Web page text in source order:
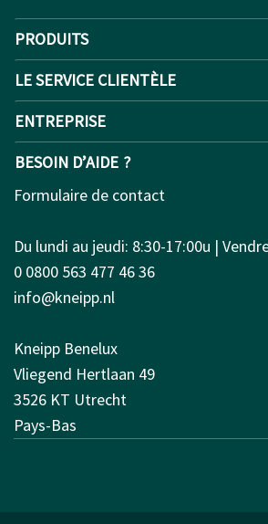
PRODUITS
LE SERVICE CLIENTÈLE
ENTREPRISE
BESOIN D’AIDE ?
Formulaire de contact
Du lundi au jeudi: 8:30-17:00u |
0 0800 563 477 46 36
info@kneipp.nl
Kneipp Benelux
Vliegend Hertlaan 49
3526 KT Utrecht
Pays-Bas